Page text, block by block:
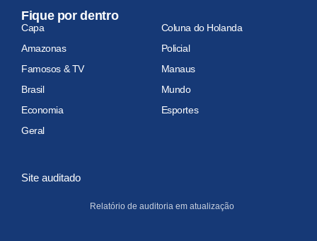
Fique por dentro
Capa
Coluna do Holanda
Amazonas
Policial
Famosos & TV
Manaus
Brasil
Mundo
Economia
Esportes
Geral
Site auditado
Relatório de auditoria em atualização